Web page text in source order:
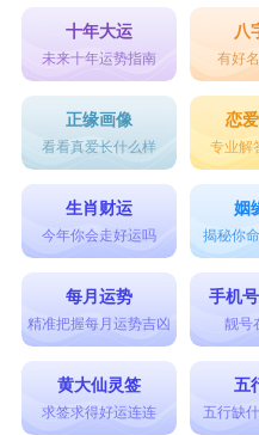
5 我可以晚点回来
水瓶男：
1 你爱不爱我?
2 你为什么不理我?
3 你再不理我就分
4 你也就这幅德行
5 你跟别的男人一样
双鱼男：
1 为什么别的男人会
2 你能不能阳刚一
十年大运
未来十年运势指南
八
有好
正缘画像
看看真爱长什么样
恋
专业解
生肖财运
今年你会走好运吗
姻
揭秘你
每月运势
精准把握每月运势吉凶
手机
靓号
黄大仙灵签
求签求得好运连连
五
五行缺